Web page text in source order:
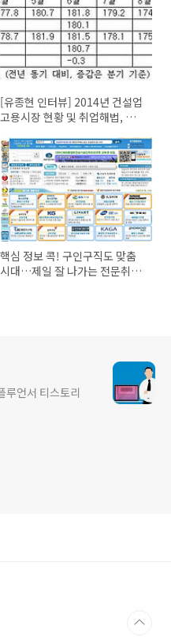
[유종현 인터뷰] 2014년 건설업
고용시장 현황 및 취업해법, 건
핵심 정보 콕! 구인구직도 맞춤
시대…제일 잘 나가는 전문취업
루언서 티스토리